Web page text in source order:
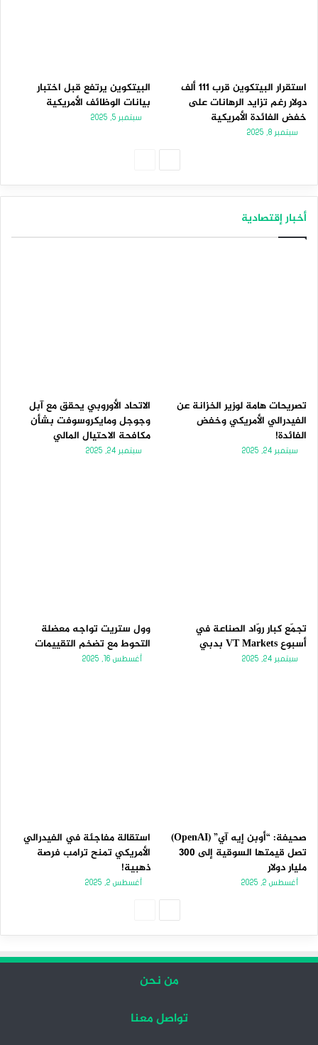
استقرار البيتكوين قرب 111 ألف
دولار رغم تزايد الرهانات على
خفض الفائدة الأمريكية
سبتمبر 8, 2025
البيتكوين يرتفع قبل اختبار
بيانات الوظائف الأمريكية
سبتمبر 5, 2025
أخبار إقتصادية
تصريحات هامة لوزير الخزانة عن
الفيدرالي الأمريكي وخفض
الفائدة!
سبتمبر 24, 2025
الاتحاد الأوروبي يحقق مع آبل
وجوجل ومايكروسوفت بشأن
مكافحة الاحتيال المالي
سبتمبر 24, 2025
تجمّع كبار روّاد الصناعة في
أسبوع VT Markets بدبي
سبتمبر 24, 2025
وول ستريت تواجه معضلة
التحوط مع تضخم التقييمات
أغسطس 16, 2025
صحيفة: “أوبن إيه آي” (OpenAI)
تصل قيمتها السوقية إلى 300
مليار دولار
أغسطس 2, 2025
استقالة مفاجئة في الفيدرالي
الأمريكي تمنح ترامب فرصة
ذهبية!
أغسطس 2, 2025
من نحن
تواصل معنا